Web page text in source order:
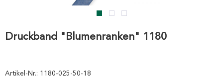
Druckband "Blumenranken" 1180
Artikel-Nr.: 1180-025-50-18